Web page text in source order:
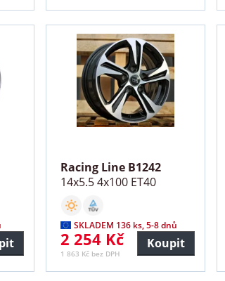
Racing Line B1242
14x5.5 4x100 ET40
SKLADEM 136 ks, 5-8 dnů
2 254 Kč
1 863 Kč bez DPH
Koupit